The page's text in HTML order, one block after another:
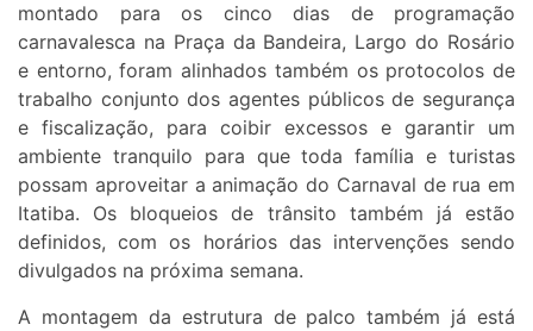
montado para os cinco dias de programação
carnavalesca na Praça da Bandeira, Largo do Rosário
e entorno, foram alinhados também os protocolos de
trabalho conjunto dos agentes públicos de segurança
e fiscalização, para coibir excessos e garantir um
ambiente tranquilo para que toda família e turistas
possam aproveitar a animação do Carnaval de rua em
Itatiba. Os bloqueios de trânsito também já estão
definidos, com os horários das intervenções sendo
divulgados na próxima semana.
A montagem da estrutura de palco também já está